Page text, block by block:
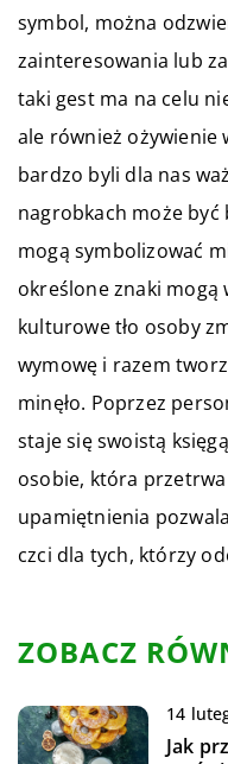
symbol, można
zainteresowania lub
taki gest ma na celu
ale również ożywienie
bardzo byli dla nas
nagrobkach może
mogą symbolizować
określone znaki mogą
kulturowe tło osoby
wymowę i razem
minęło. Poprzez
staje się swoistą
osobie, która
upamiętnienia
czci dla tych, którzy
ZOBACZ
14
Jak